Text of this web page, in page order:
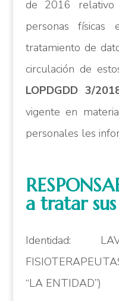
de 2016
personas
tratamiento de
circulación de
LOPDGDD 3/
vigente en
personales les
a tratar
Identidad:
“LA ENTIDAD”)